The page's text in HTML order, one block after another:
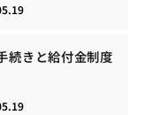
続きと給付金制度